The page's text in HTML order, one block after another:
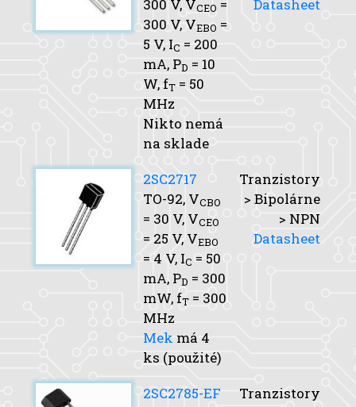
300 V, VCEO =
300 V, VEBO =
5 V, IC = 200
mA, PD = 10
W, fT = 50
MHz
Nikto nemá
na sklade
Datasheet
2SC2717
TO-92, VCBO
= 30 V, VCEO
= 25 V, VEBO
= 4 V, IC = 50
mA, PD = 300
mW, fT = 300
MHz
Mek má 4
ks (použité)
Tranzistory
> Bipolárne
> NPN
Datasheet
2SC2785-EF
Tranzistory